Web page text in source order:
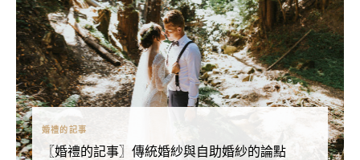
婚禮的記事
〖婚禮的記事〗傳統婚紗與自助婚紗的論點